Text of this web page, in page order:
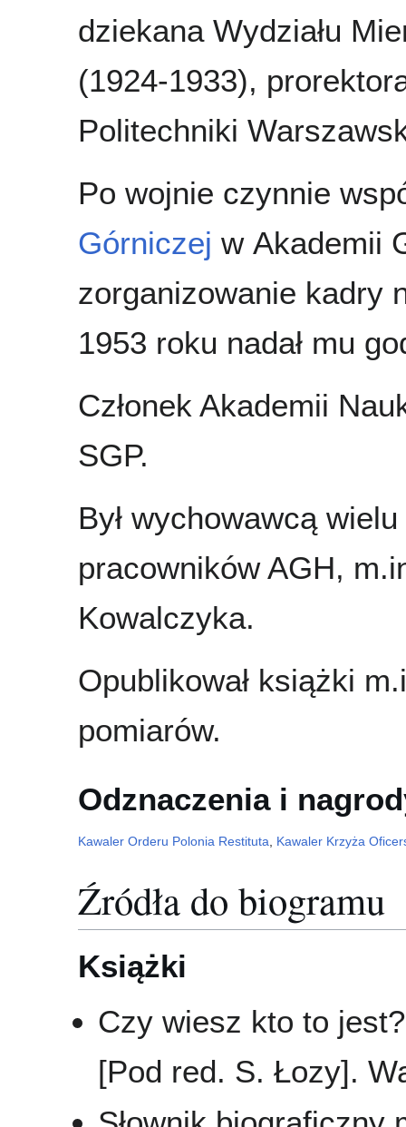
dziekana Wydziału
(1924-1933),
Politechniki
Po wojnie czynnie
Górniczej w Akademii
zorganizowanie kadry
1953 roku nadał mu
Członek Akademii
SGP.
Był wychowawcą
pracowników AGH,
Kowalczyka.
Opublikował książki
pomiarów.
Odznaczenia i
Kawaler Orderu Polonia Restituta Kawaler Krzyża
Źródła do biogramu
Książki
Czy wiesz kto to
[Pod red. S. Łozy].